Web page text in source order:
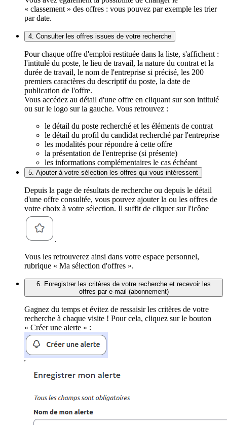
« classement » des offres : vous pouvez par exemple les trier
par date.
4. Consulter les offres issues de votre recherche
Pour chaque offre d'emploi restituée dans la liste, s'affichent :
l'intitulé du poste, le lieu de travail, la nature du contrat et la
durée de travail, le nom de l'entreprise si précisé, les 200
premiers caractères du descriptif du poste, la date de
publication de l'offre.
Vous accédez au détail d'une offre en cliquant sur son intitulé
ou sur le logo sur la gauche. Vous retrouvez :
le détail du poste recherché et les éléments de contrat
le détail du profil du candidat recherché par l'entreprise
les modalités pour répondre à cette offre
la présentation de l'entreprise (si présente)
les informations complémentaires le cas échéant
5. Ajouter à votre sélection les offres qui vous intéressent
Depuis la page de résultats de recherche ou depuis le détail
d'une offre consultée, vous pouvez ajouter la ou les offres de
votre choix à votre sélection. Il suffit de cliquer sur l'icône
.
Vous les retrouverez ainsi dans votre espace personnel,
rubrique « Ma sélection d'offres ».
6. Enregistrer les critères de votre recherche et recevoir les
offres par e-mail (abonnement)
Gagnez du temps et évitez de ressaisir les critères de votre
recherche à chaque visite ! Pour cela, cliquez sur le bouton
« Créer une alerte » :